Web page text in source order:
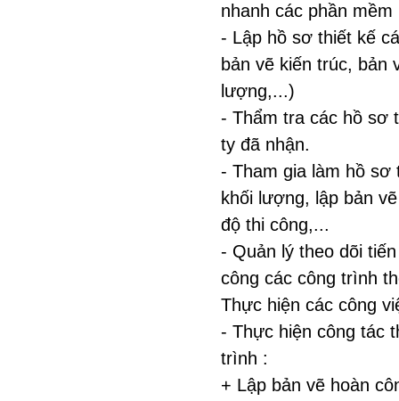
nhanh các phần
- Lập hồ sơ thiết kế
bản vẽ kiến trúc, bản
lượng,...)
- Thẩm tra các hồ sơ
ty đã nhận.
- Tham gia làm hồ sơ
khối lượng, lập bản
độ thi công,...
- Quản lý theo dõi
công các công trình
Thực hiện các công
- Thực hiện công tác
trình :
+ Lập bản vẽ hoàn